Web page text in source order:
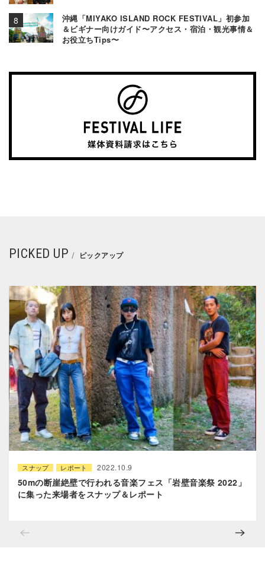
沖縄「MIYAKO ISLAND ROCK FESTIVAL」初参加
＆ビギナー向けガイド〜アクセス・宿泊・観光事情＆
お役立ちTips〜
PICKED UP ピックアップ
スナップ レポート 2022.10.9
50mの断崖絶壁で行われる音楽フェス「岩壁音楽祭 2022」
に集った来場者をスナップ＆レポート